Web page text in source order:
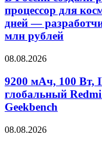
процессор для
дней —
млн рублей
08.08.2026
9200 мАч, 100 Вт,
глобальный
Geekbench
08.08.2026